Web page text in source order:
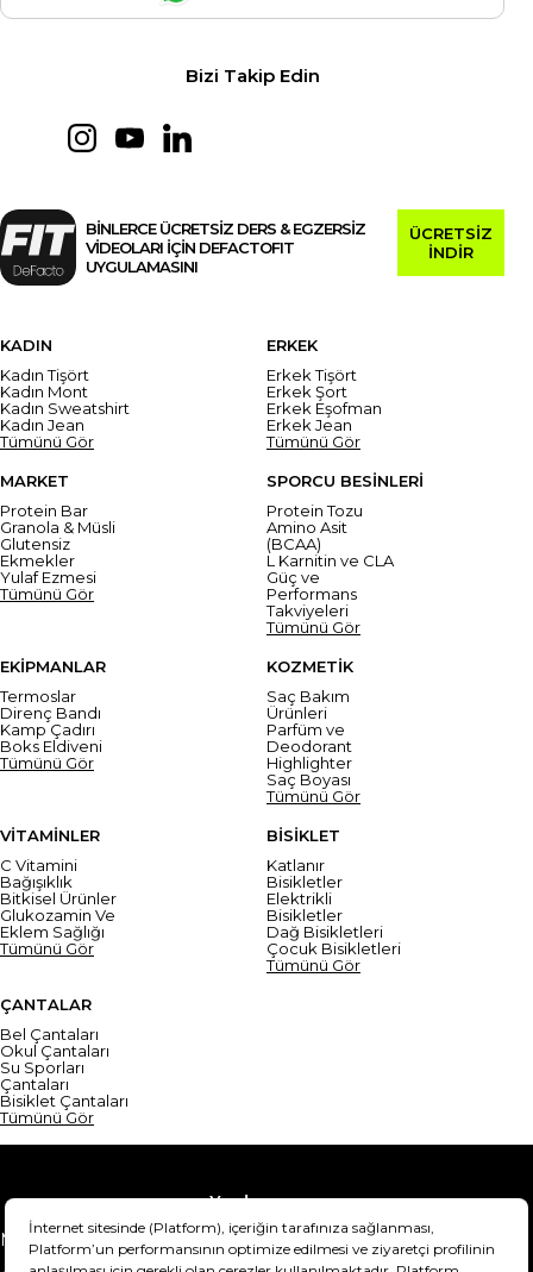
Bizi Takip Edin
BİNLERCE ÜCRETSİZ DERS & EGZERSİZ
VİDEOLARI İÇİN DEFACTOFIT
UYGULAMASINI
ÜCRETSİZ
İNDİR
KADIN
Kadın Tişört
Kadın Mont
Kadın Sweatshirt
Kadın Jean
Tümünü Gör
ERKEK
Erkek Tişört
Erkek Şort
Erkek Eşofman
Erkek Jean
Tümünü Gör
MARKET
Protein Bar
Granola & Müsli
Glutensiz
Ekmekler
Yulaf Ezmesi
Tümünü Gör
SPORCU BESİNLERİ
Protein Tozu
Amino Asit
(BCAA)
L Karnitin ve CLA
Güç ve
Performans
Takviyeleri
Tümünü Gör
EKİPMANLAR
Termoslar
Direnç Bandı
Kamp Çadırı
Boks Eldiveni
Tümünü Gör
KOZMETİK
Saç Bakım
Ürünleri
Parfüm ve
Deodorant
Highlighter
Saç Boyası
Tümünü Gör
VİTAMİNLER
C Vitamini
Bağışıklık
Bitkisel Ürünler
Glukozamin Ve
Eklem Sağlığı
Tümünü Gör
BİSİKLET
Katlanır
Bisikletler
Elektrikli
Bisikletler
Dağ Bisikletleri
Çocuk Bisikletleri
Tümünü Gör
ÇANTALAR
Bel Çantaları
Okul Çantaları
Su Sporları
Çantaları
Bisiklet Çantaları
Tümünü Gör
Yardım
Mesafeli Satış Sözleşmesi
Teslimat Bilgisi